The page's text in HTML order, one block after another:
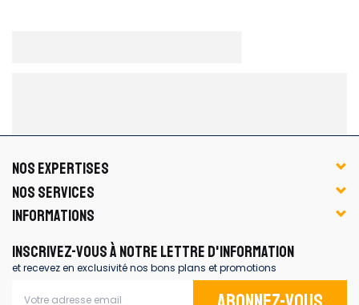
NOS EXPERTISES
NOS SERVICES
INFORMATIONS
INSCRIVEZ-VOUS À NOTRE LETTRE D'INFORMATION
et recevez en exclusivité nos bons plans et promotions